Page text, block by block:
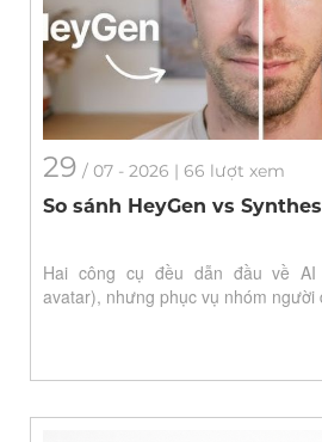
29 / 07 - 2026 | 66 lượt xem
So sánh HeyGen vs
Hai công cụ đều dẫn đầu về AI
avatar), nhưng phục vụ nhóm